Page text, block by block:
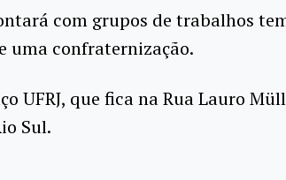
com grupos de trabalhos
uma confraternização.
UFRJ, que fica na Rua Lauro
Sul.